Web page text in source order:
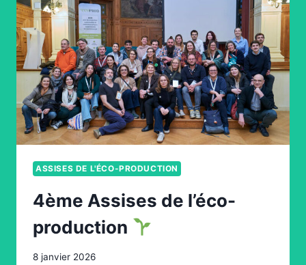
ASSISES DE L'ÉCO-PRODUCTION
4ème Assises de l’éco-
production
8 janvier 2026